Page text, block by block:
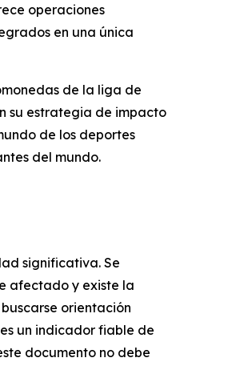
operaciones
en una única
de la liga de
su estrategia de impacto
de los deportes
del mundo.
significativa. Se
afectado y existe la
orientación
un indicador fiable de
documento no debe